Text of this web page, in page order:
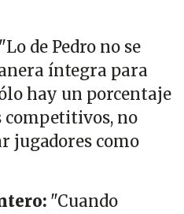
"Lo de Pedro no se
íntegra para
hay un porcentaje
competitivos, no
jugadores como
"Cuando